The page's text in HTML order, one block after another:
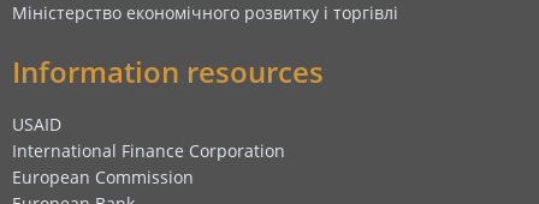
Міністерство економічного розвитку і торгівлі
Information resources
USAID
International Finance Corporation
European Commission